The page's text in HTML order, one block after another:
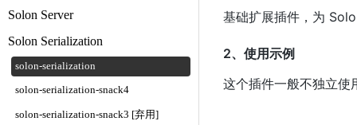
Solon Server
Solon Serialization
solon-serialization
solon-serialization-snack4
solon-serialization-snack3 [弃用]
基础扩展插件，为
2、使用示例
这个插件一般不独立使